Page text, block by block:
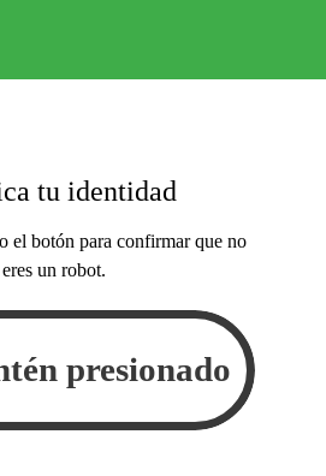
tu identidad
el botón para confirmar que no
eres un robot.